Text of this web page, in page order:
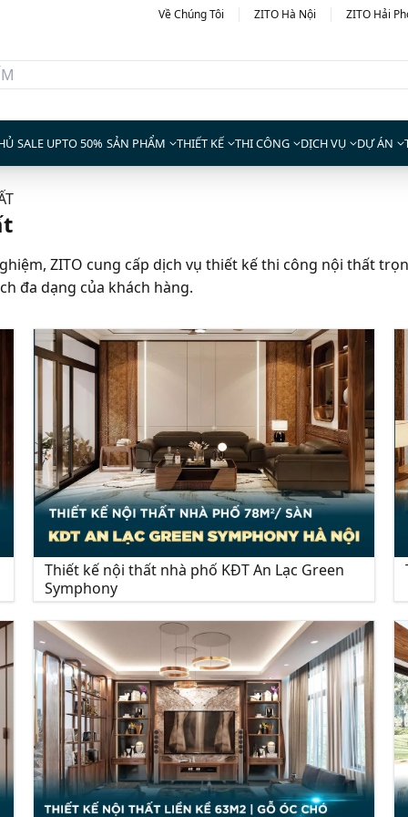
Về Chúng Tôi ZITO Hà Nội ZITO Hải
SALE UPTO 50% SẢN PHẨM THIẾT KẾ THI CÔNG DỊCH VỤ DỰ ÁN
ZITO cung cấp dịch vụ thiết kế thi công nội thất
đa dạng của khách hàng.
Thiết kế nội thất nhà phố KĐT An Lạc Green
Symphony